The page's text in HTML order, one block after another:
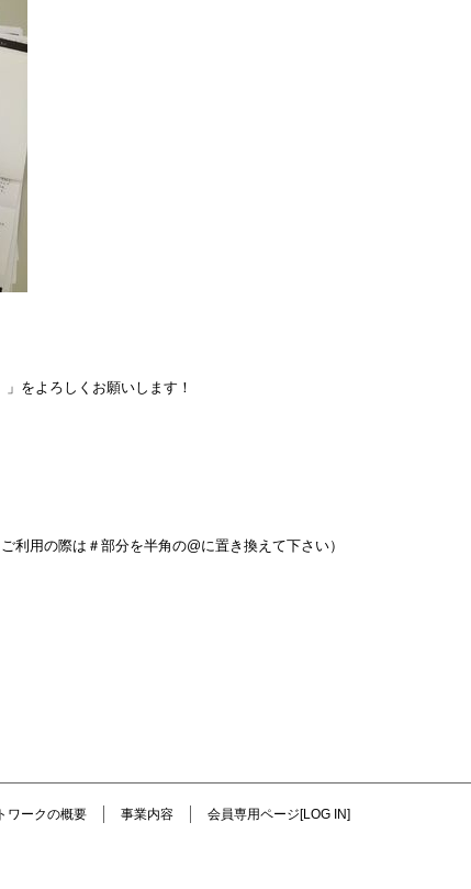
をよろしくお願いします！
利用の際は＃部分を半角の@に置き換えて下さい）
ワークの概要 事業内容 会員専用ページ[LOG IN]